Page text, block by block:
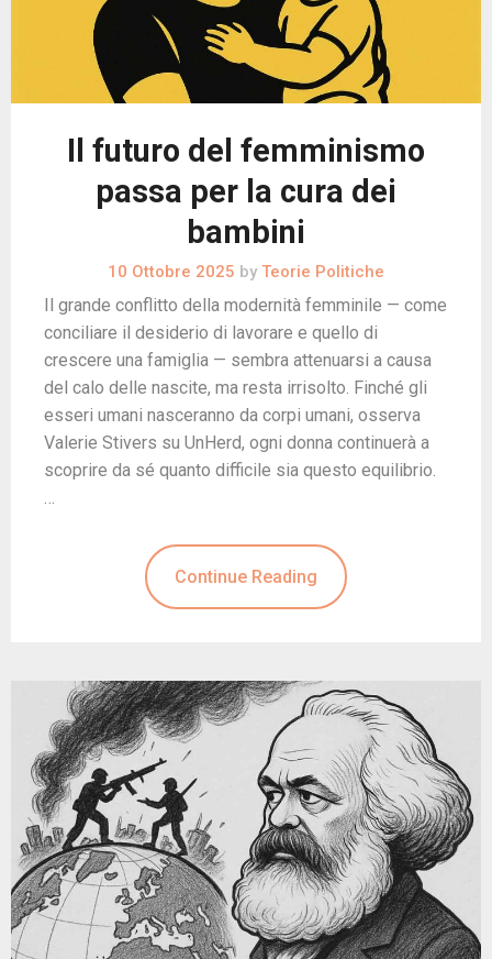
Il futuro del femminismo
passa per la cura dei
bambini
10 Ottobre 2025 by Teorie Politiche
Il grande conflitto della modernità femminile — come
conciliare il desiderio di lavorare e quello di
crescere una famiglia — sembra attenuarsi a causa
del calo delle nascite, ma resta irrisolto. Finché gli
esseri umani nasceranno da corpi umani, osserva
Valerie Stivers su UnHerd, ogni donna continuerà a
scoprire da sé quanto difficile sia questo equilibrio.
…
Continue Reading